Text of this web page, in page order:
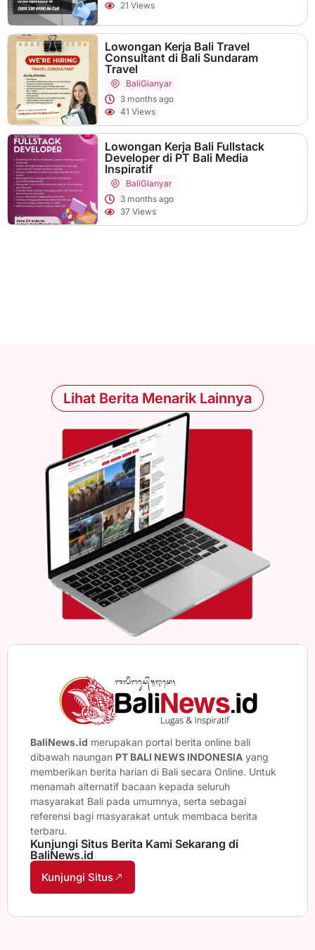
21 Views
Lowongan Kerja Bali Travel
Consultant di Bali Sundaram
Travel
BaliGianyar
3 months ago
41 Views
Lowongan Kerja Bali Fullstack
Developer di PT Bali Media
Inspiratif
BaliGianyar
3 months ago
37 Views
Lihat Berita Menarik Lainnya
BaliNews.id merupakan portal berita online bali
dibawah naungan PT BALI NEWS INDONESIA yang
memberikan berita harian di Bali secara Online. Untuk
menamah alternatif bacaan kepada seluruh
masyarakat Bali pada umumnya, serta sebagai
referensi bagi masyarakat untuk membaca berita
terbaru.
Kunjungi Situs Berita Kami Sekarang di
BaliNews.id
Kunjungi Situs